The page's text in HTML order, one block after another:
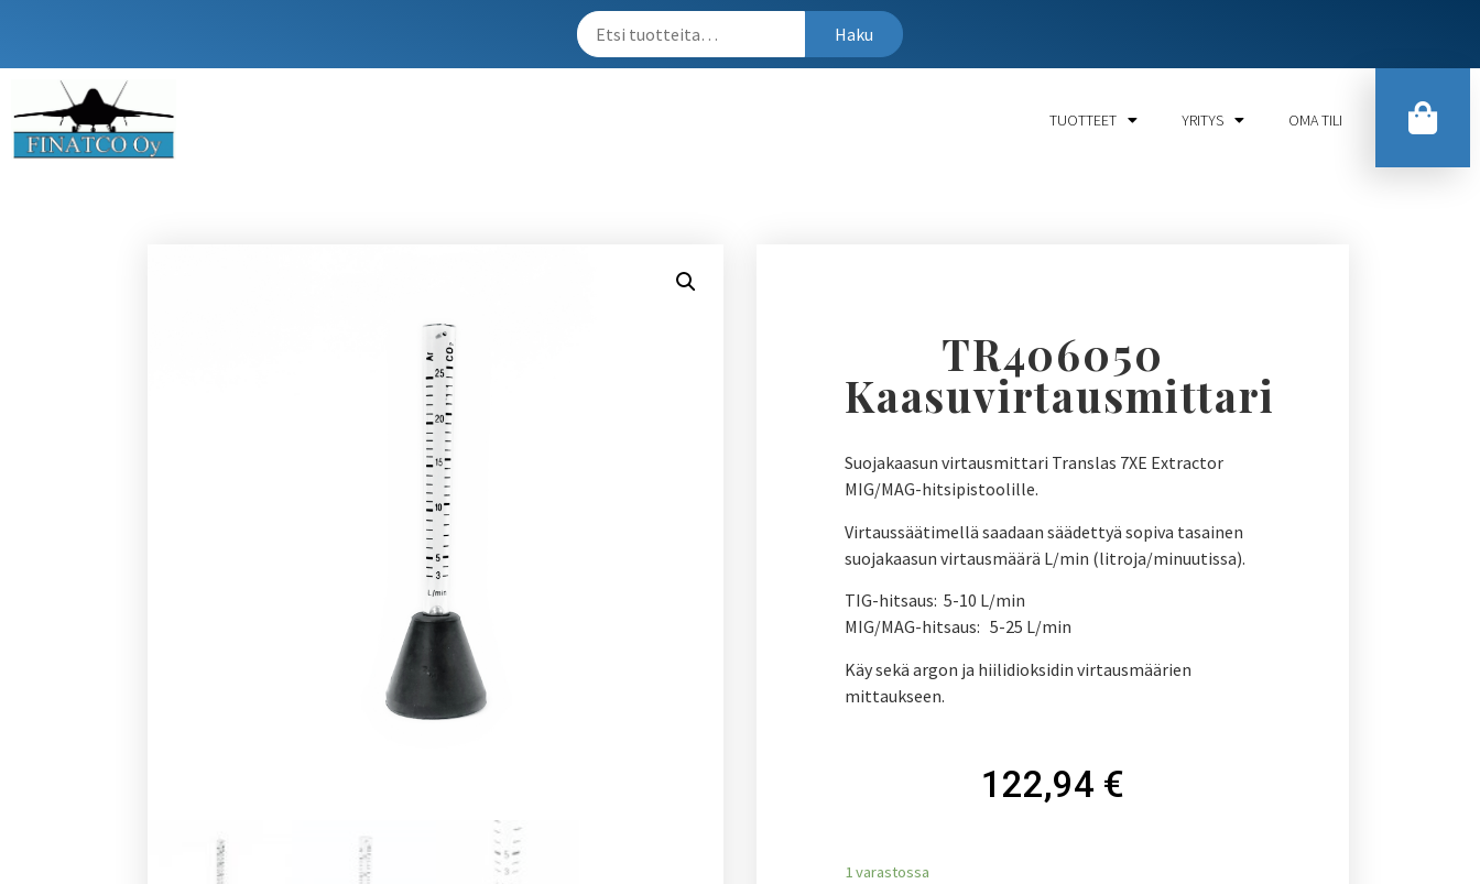
Haku
TUOTTEET YRITYS OMA TILI
TR406050
Kaasuvirtausmittari
Suojakaasun virtausmittari Translas 7XE Extractor
MIG/MAG-hitsipistoolille.
Virtaussäätimellä saadaan säädettyä sopiva tasainen
suojakaasun virtausmäärä L/min (litroja/minuutissa).
TIG-hitsaus: 5-10 L/min
MIG/MAG-hitsaus: 5-25 L/min
Käy sekä argon ja hiilidioksidin virtausmäärien
mittaukseen.
122,94 €
1 varastossa